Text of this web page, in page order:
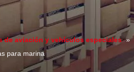
de aviación y vehículos especiales »
para marina